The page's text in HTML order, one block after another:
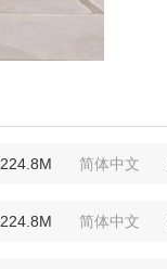
224.8M 简体中文
224.8M 简体中文